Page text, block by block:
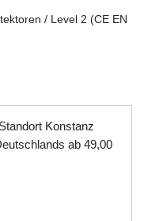
/ Level 2 (CE EN
Konstanz
ab 49,00